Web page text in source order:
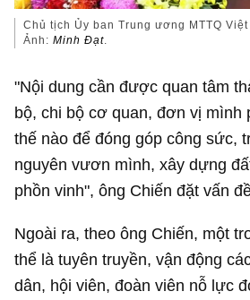
Chủ tịch Ủy ban Trung ương MTTQ
Ảnh:Minh Đạt.
"Nội dung cần được quan tâm
bộ, chi bộ cơ quan, đơn vị mình
thế nào để đóng góp công sức,
nguyên vươn mình, xây dựng
phồn vinh", ông Chiến đặt vấn
Ngoài ra, theo ông Chiến, một
thể là tuyên truyền, vận động
dân, hội viên, đoàn viên nỗ lực